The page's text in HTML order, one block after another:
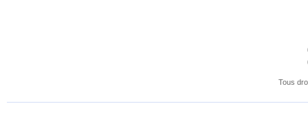
Tous